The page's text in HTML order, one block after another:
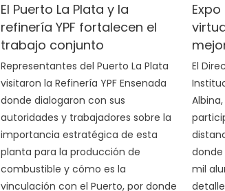
El Puerto La Plata y la
refinería YPF fortalecen el
trabajo conjunto
Representantes del Puerto La Plata
visitaron la Refinería YPF Ensenada
donde dialogaron con sus
autoridades y trabajadores sobre la
importancia estratégica de esta
planta para la producción de
combustible y cómo es la
vinculación con el Puerto, por donde
El
mil